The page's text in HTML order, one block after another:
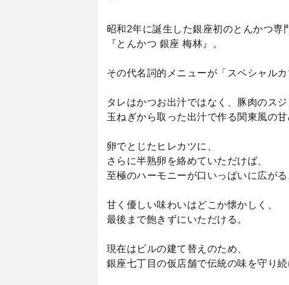
昭和2年に誕生した銀座初のとんかつ専
『とんかつ 銀座 梅林』。
その代名詞的メニューが「スペシャルカ
タレはかつお出汁ではなく、豚肉のスジ
玉ねぎから取った出汁で作る関東風の甘
卵でとじたヒレカツに、
さらに半熟卵を絡めていただけば、
至極のハーモニーが口いっぱいに広がる
甘く優しい味わいはどこか懐かしく、
最後まで飽きずにいただける。
現在はビルの建て替えのため、
銀座七丁目の仮店舗で伝統の味を守り続